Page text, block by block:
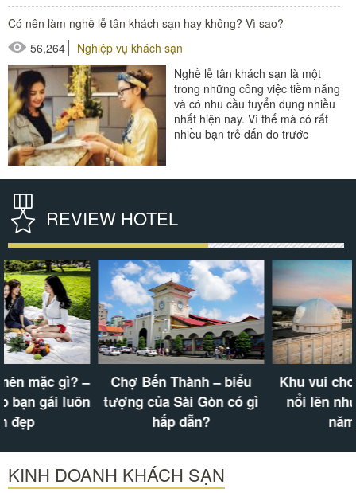
#thiết bị sảnh - ngoại cảnh
Có nên làm nghề lễ tân khách sạn hay không? Vì sao?
56,264
Nghiệp vụ khách sạn
Nghề lễ tân khách sạn là một
trong những công việc tiềm năng
và có nhu cầu tuyển dụng nhiều
nhất hiện nay. Vì thế mà có rất
nhiều bạn trẻ đắn đo trước
#thiết bị sảnh - ngoại cảnh
REVIEW HOTEL
Chợ Bến Thành – biểu
tượng của Sài Gòn có gì
Khu vui chơi ở Cần Thơ
nổi lên như cồn trong
KINH DOANH KHÁCH SẠN